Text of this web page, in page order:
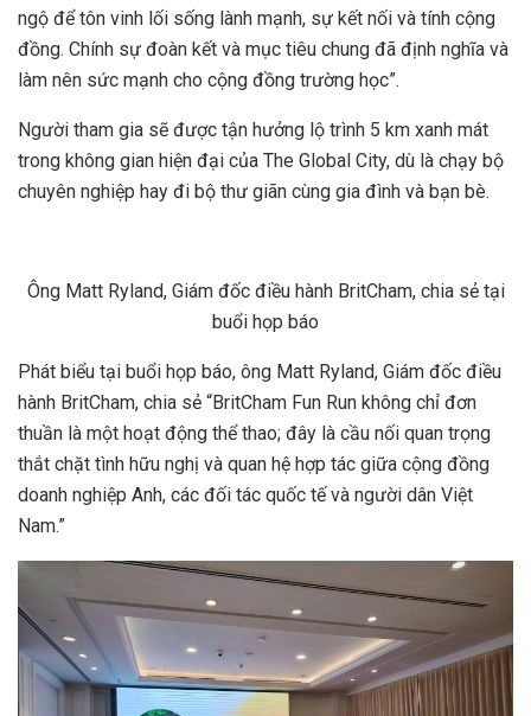
ngộ để tôn vinh lối sống lành mạnh, sự kết nối và tính cộng
đồng. Chính sự đoàn kết và mục tiêu chung đã định nghĩa và
làm nên sức mạnh cho cộng đồng trường học”.
Người tham gia sẽ được tận hưởng lộ trình 5 km xanh mát
trong không gian hiện đại của The Global City, dù là chạy bộ
chuyên nghiệp hay đi bộ thư giãn cùng gia đình và bạn bè.
Ông Matt Ryland, Giám đốc điều hành BritCham, chia sẻ tại
buổi họp báo
Phát biểu tại buổi họp báo, ông Matt Ryland, Giám đốc điều
hành BritCham, chia sẻ “BritCham Fun Run không chỉ đơn
thuần là một hoạt động thể thao; đây là cầu nối quan trọng
thắt chặt tình hữu nghị và quan hệ hợp tác giữa cộng đồng
doanh nghiệp Anh, các đối tác quốc tế và người dân Việt
Nam.”